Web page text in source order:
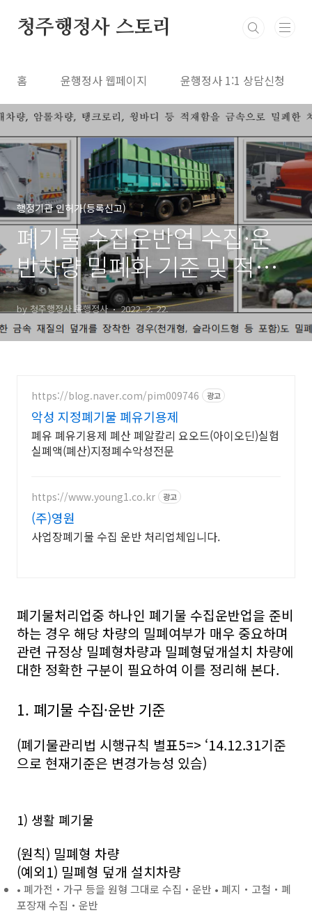
청주행정사 스토리
홈 윤행정사 웹페이지 윤행정사 1:1 상담신청
행정기관 인허가(등록신고)
폐기물 수집운반업 수집·운
반차량 밀폐화 기준 및 적용
사례
by 청주행정사 윤행정사 2022. 2. 22.
https://blog.naver.com/pim009746 광고
악성 지정폐기물 폐유기용제
폐유 폐유기용제 폐산 폐알칼리 요오드(아이오딘)실험
실폐액(폐산)지정폐수악성전문
https://www.young1.co.kr 광고
(주)영원
사업장폐기물 수집 운반 처리업체입니다.
폐기물처리업중 하나인 폐기물 수집운반업을 준비
하는 경우 해당 차량의 밀폐여부가 매우 중요하며
관련 규정상 밀폐형차량과 밀폐형덮개설치 차량에
대한 정확한 구분이 필요하여 이를 정리해 본다.
1. 폐기물 수집·운반 기준
(폐기물관리법 시행규칙 별표5=> ‘14.12.31기준
으로 현재기준은 변경가능성 있슴)
1) 생활 폐기물
(원칙) 밀폐형 차량
(예외1) 밀폐형 덮개 설치차량
• 폐가전‧가구 등을 원형 그대로 수집‧운반 • 폐지‧고철‧폐
포장재 수집‧운반